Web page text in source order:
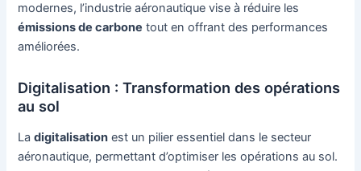
modernes, l’industrie aéronautique vise à réduire les
émissions de carbone tout en offrant des performances
améliorées.
Digitalisation : Transformation des opérations
au sol
Ladigitalisation est un pilier essentiel dans le secteur
aéronautique, permettant d’optimiser les opérations au sol.